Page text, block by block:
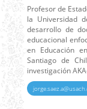
Profesor de
la Universidad
desarrollo de
educacional
en Educación
Santiago de
investigación